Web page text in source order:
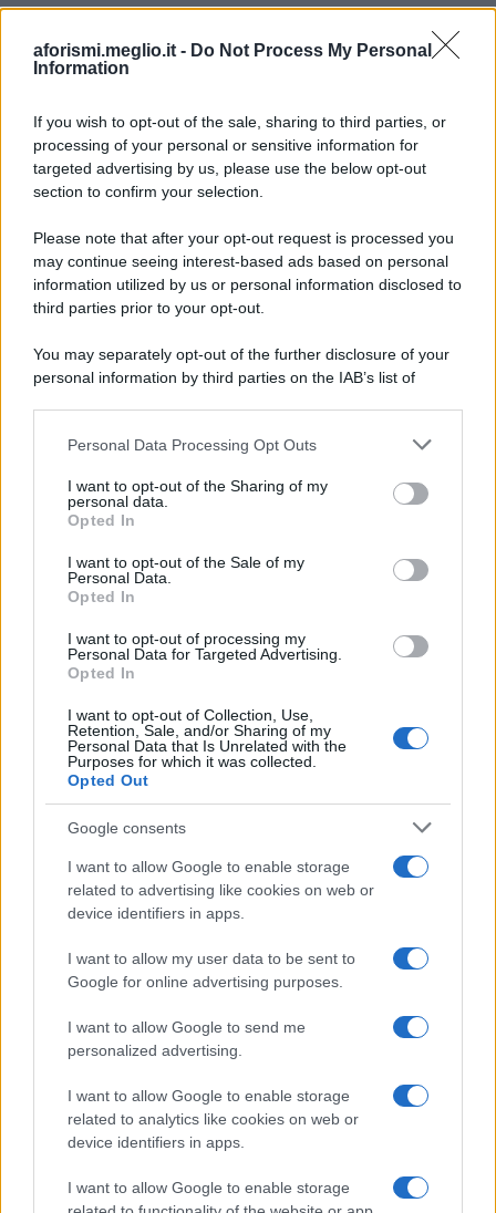
aforismi.meglio.it - Do Not Process My Personal
Information
If you wish to opt-out of the sale, sharing to third parties, or
processing of your personal or sensitive information for
targeted advertising by us, please use the below opt-out
section to confirm your selection.
Please note that after your opt-out request is processed you
may continue seeing interest-based ads based on personal
information utilized by us or personal information disclosed to
third parties prior to your opt-out.
You may separately opt-out of the further disclosure of your
personal information by third parties on the IAB’s list of
This information may also be disclosed by us to third parties
disclose it to other third parties.
Please note that this website/app uses one or more Google
services and may gather and store information including but
not limited to your visit or usage behaviour. You may click to
grant or deny consent to Google and its third-party tags to
consent section.
Personal Data Processing Opt Outs
I want to opt-out of the Sharing of my
personal data.
Opted In
I want to opt-out of the Sale of my
Personal Data.
Opted In
I want to opt-out of processing my
Personal Data for Targeted Advertising.
Opted In
I want to opt-out of Collection, Use,
Retention, Sale, and/or Sharing of my
Personal Data that Is Unrelated with the
Purposes for which it was collected.
Opted Out
Google consents
I want to allow Google to enable storage
related to advertising like cookies on web or
device identifiers in apps.
I want to allow my user data to be sent to
Google for online advertising purposes.
I want to allow Google to send me
personalized advertising.
I want to allow Google to enable storage
related to analytics like cookies on web or
device identifiers in apps.
I want to allow Google to enable storage
Ricevi LE FRASI PIÙ BELLE via e-mail
E-mail
FRASI
Frasi celebri
Frasi da condividere
Poesie
FILM
Frasi dei film
Frasi film più lette
Incipit dei film
Film più cercati
Frasi sul cinema
SERVIZI
Mappa del sito
Cookie Policy